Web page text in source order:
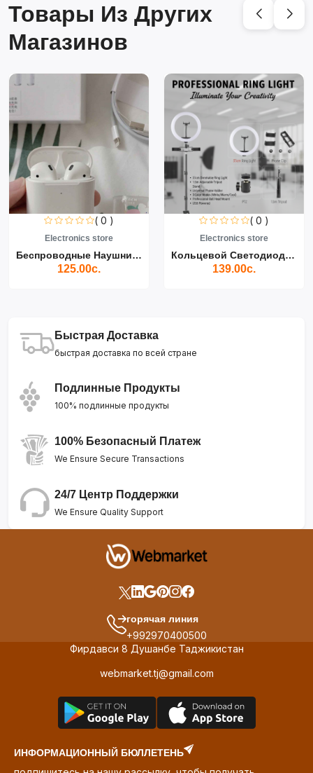
Товары Из Других
Магазинов
( 0 )
Electronics store
Беспроводные Наушники Air...
125.00с.
( 0 )
Electronics store
Кольцевой Светодиодный Св...
139.00с.
Быстрая Доставка
быстрая доставка по всей стране
Подлинные Продукты
100% подлинные продукты
100% Безопасный Платеж
We Ensure Secure Transactions
24/7 Центр Поддержки
We Ensure Quality Support
горячая линия
+992970400500
Фирдавси 8 Душанбе Таджикистан
webmarket.tj@gmail.com
ИНФОРМАЦИОННЫЙ БЮЛЛЕТЕНЬ